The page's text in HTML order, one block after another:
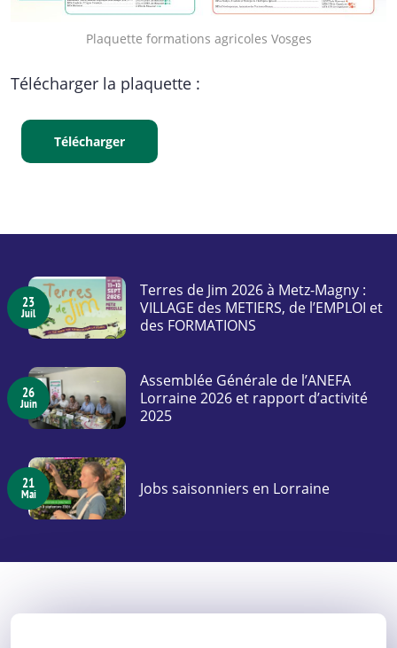
Plaquette formations agricoles Vosges
Télécharger la plaquette :
Télécharger
23
Juil
Terres de Jim 2026 à Metz-Magny :
VILLAGE des METIERS, de l’EMPLOI et
des FORMATIONS
26
Juin
Assemblée Générale de l’ANEFA
Lorraine 2026 et rapport d’activité
2025
21
Mai Jobs saisonniers en Lorraine